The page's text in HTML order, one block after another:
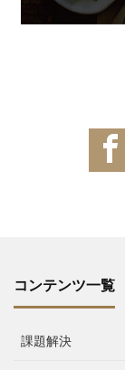
コンテンツ一覧
課題解決